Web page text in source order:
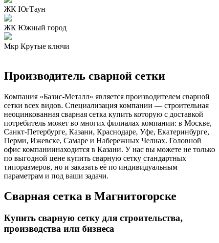
ЖК ЮгТаун
ЖК Южный город
Мкр Крутые ключи
Производитель сварной сетки
Компания «Базис-Металл» является производителем сварной
сетки всех видов. Специализация компании — строительная
неоцинкованная сварная сетка купить которую с доставкой
потребитель может во многих филиалах компании: в Москве,
Санкт-Петербурге, Казани, Краснодаре, Уфе, Екатеринбурге,
Перми, Ижевске, Самаре и Набережных Челнах. Головной
офис компаниинаходится в Казани. У нас вы можете не только
по выгодной цене купить сварную сетку стандартных
типоразмеров, но и заказать её по индивидуальным
параметрам и под ваши задачи.
Сварная сетка в Магнитогорске
Купить сварную сетку для строительства,
производства или бизнеса